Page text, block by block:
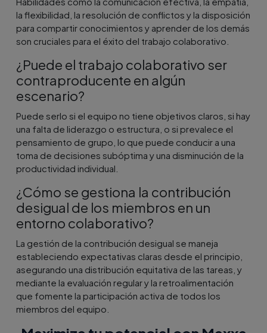
la flexibilidad, la resolución de conflictos y la disposición
para compartir conocimientos y aprender de los demás
son cruciales para el éxito del trabajo colaborativo.
¿Puede el trabajo colaborativo ser
contraproducente en algún
escenario?
Puede serlo si el equipo no tiene objetivos claros, si hay
una falta de liderazgo o estructura, o si prevalece el
pensamiento de grupo, lo que puede conducir a una
toma de decisiones subóptima y una disminución de la
productividad individual.
¿Cómo se gestiona la contribución
desigual de los miembros en un
entorno colaborativo?
La gestión de la contribución desigual se maneja
estableciendo expectativas claras desde el principio,
asegurando una distribución equitativa de las tareas, y
mediante la evaluación regular y la retroalimentación
que fomente la participación activa de todos los
miembros del equipo.